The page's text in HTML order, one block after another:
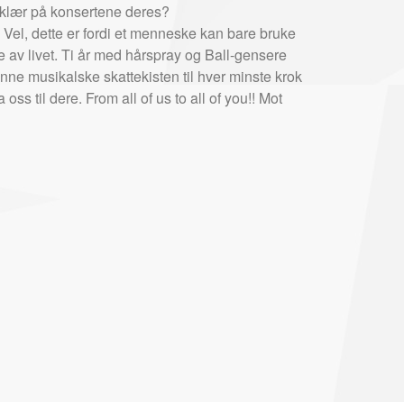
på konsertene deres?
dette er fordi et menneske kan bare bruke
livet. Ti år med hårspray og Ball-gensere
musikalske skattekisten til hver minste krok
til dere. From all of us to all of you!! Mot